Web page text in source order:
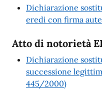
Dichiarazione
eredi con firma
Atto di notorietà
Dichiarazione
successione
445/2000)